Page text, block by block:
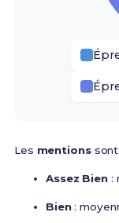
Les mentionssont
Assez Bien:
Bien: